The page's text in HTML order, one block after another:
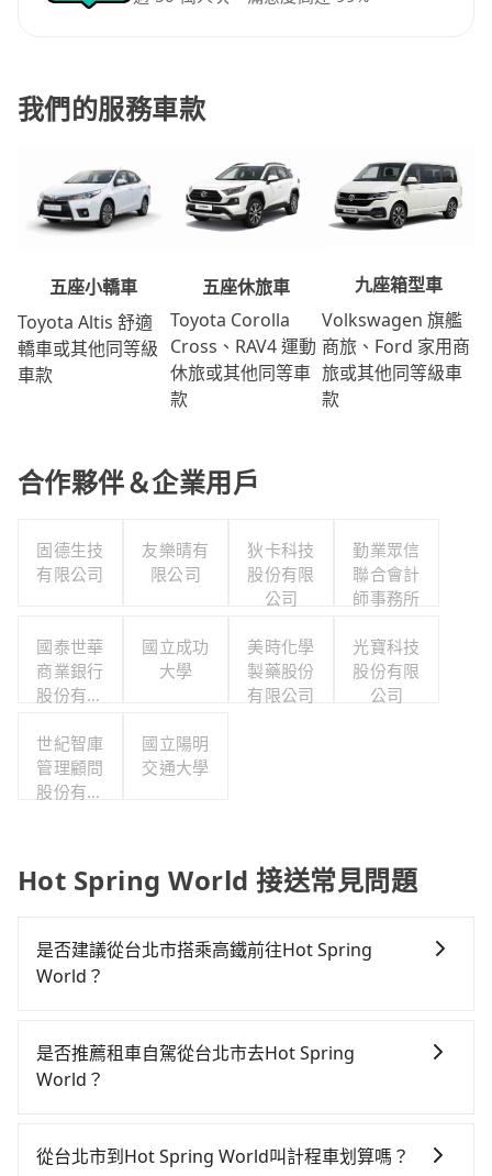
我們的服務車款
五座小轎車
Toyota Altis 舒適
轎車或其他同等級
車款
五座休旅車
Toyota Corolla
Cross、RAV4 運動
休旅或其他同等車
款
九座箱型車
Volkswagen 旗艦
商旅、Ford 家用商
旅或其他同等級車
款
合作夥伴＆企業用戶
固德生技
有限公司
友樂晴有
限公司
狄卡科技
股份有限
公司
勤業眾信
聯合會計
師事務所
國泰世華
商業銀行
股份有限
國立成功
大學
美時化學
製藥股份
有限公司
光寶科技
股份有限
公司
世紀智庫
管理顧問
股份有限
國立陽明
交通大學
Hot Spring World 接送常見問題
是否建議從台北市搭乘高鐵前往Hot Spring
World？
坐舒適、省時、較貴！不過從最早一班車06:26到末班車
21:56，台北-雲林一天最多僅26班次，如果行程緊湊或
購買高鐵票、通過閘口、並在月台上等待列車的到來，
是否推薦租車自駕從台北市去Hot Spring
World？
時不需要閉目養神（因為要自己開車），最重要的是你
從台北市到Hot Spring World叫計程車划算嗎？